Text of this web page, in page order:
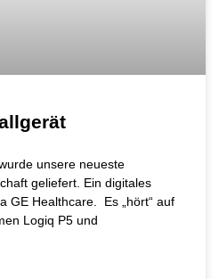
unsere neueste
geliefert. Ein digitales
GE Healthcare. Es „hört“ auf
Logiq P5 und